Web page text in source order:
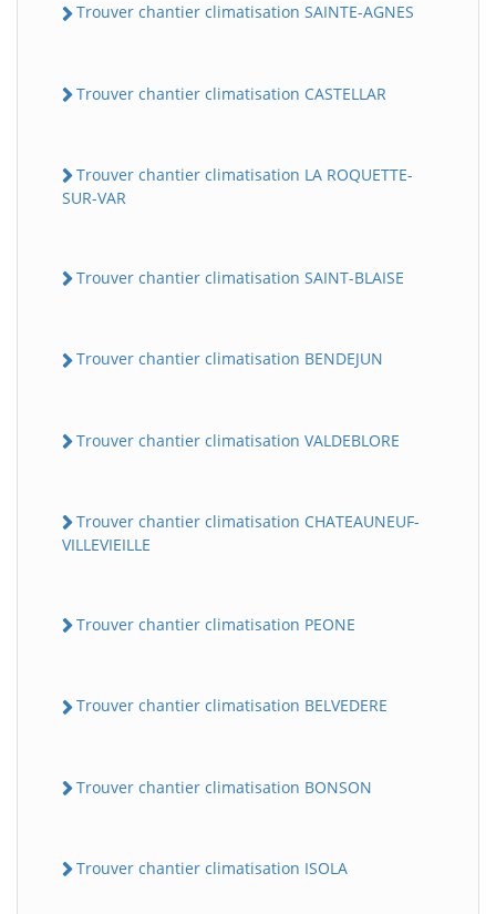
Trouver chantier climatisation SAINTE-AGNES
Trouver chantier climatisation CASTELLAR
Trouver chantier climatisation LA ROQUETTE-
SUR-VAR
Trouver chantier climatisation SAINT-BLAISE
Trouver chantier climatisation BENDEJUN
Trouver chantier climatisation VALDEBLORE
Trouver chantier climatisation CHATEAUNEUF-
VILLEVIEILLE
Trouver chantier climatisation PEONE
Trouver chantier climatisation BELVEDERE
Trouver chantier climatisation BONSON
Trouver chantier climatisation ISOLA